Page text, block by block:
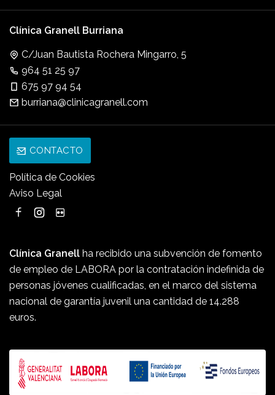
Clínica Granell Burriana
C/Juan Bautista Rochera Mingarro, 5
964 51 25 97
675 97 94 54
burriana@clinicagranell.com
CONTACTO
Política de Cookies
Aviso Legal
Clínica Granell ha recibido una subvención de fomento
de empleo de LABORA por la contratación indefinida de
personas jóvenes cualificadas, en el marco del sistema
nacional de garantía juvenil una cantidad de 14.288
euros.